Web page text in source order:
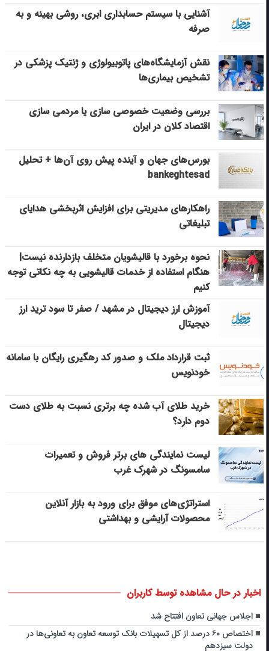
آشنایی با سیستم حسابداری ابری، روشی بهینه و به
صرفه
نقش آزمایشگاه‌های پاتوبیولوژی و ژنتیک پزشکی در
تشخیص بیماری‌ها
بررسی وضعیت خصوصی سازی یا مردمی سازی
اقتصاد کلان در ایران
بورس‌های جهان و آینده پیش روی آن‌ها + تحلیل
bankeghtesad
راهکارهای مدیریتی برای افزایش اثربخشی هدایای
تبلیغاتی
نحوه برخورد با قالیشویان متخلف بازدارنده نیست|
هنگام استفاده از خدمات قالیشویی به چه نکاتی توجه
کنیم
آموزش ارز دیجیتال در مشهد / صفر تا سود ترید ارز
دیجیتال
ثبت قرارداد ملک و صدور کد رهگیری رایگان با سامانه
خودنویس
خرید طلای آب شده چه برتری نسبت به طلای دست
دوم دارد؟
لیست نمایندگی های برتر فروش و تعمیرات
سامسونگ در شهرک غرب
استراتژی‌های موفق برای ورود به بازار آنلاین
محصولات آرایشی و بهداشتی
اخبار در حال مشاهده توسط کاربران
اجلاس جهانی تعاون افتتاح شد
اختصاص ۶۰ درصد از کل تسهیلات بانک توسعه تعاون به تعاونی‌ها در
دولت سیزدهم